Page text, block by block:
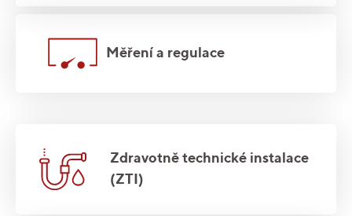
Měření a regulace
Zdravotně technické instalace
(ZTI)